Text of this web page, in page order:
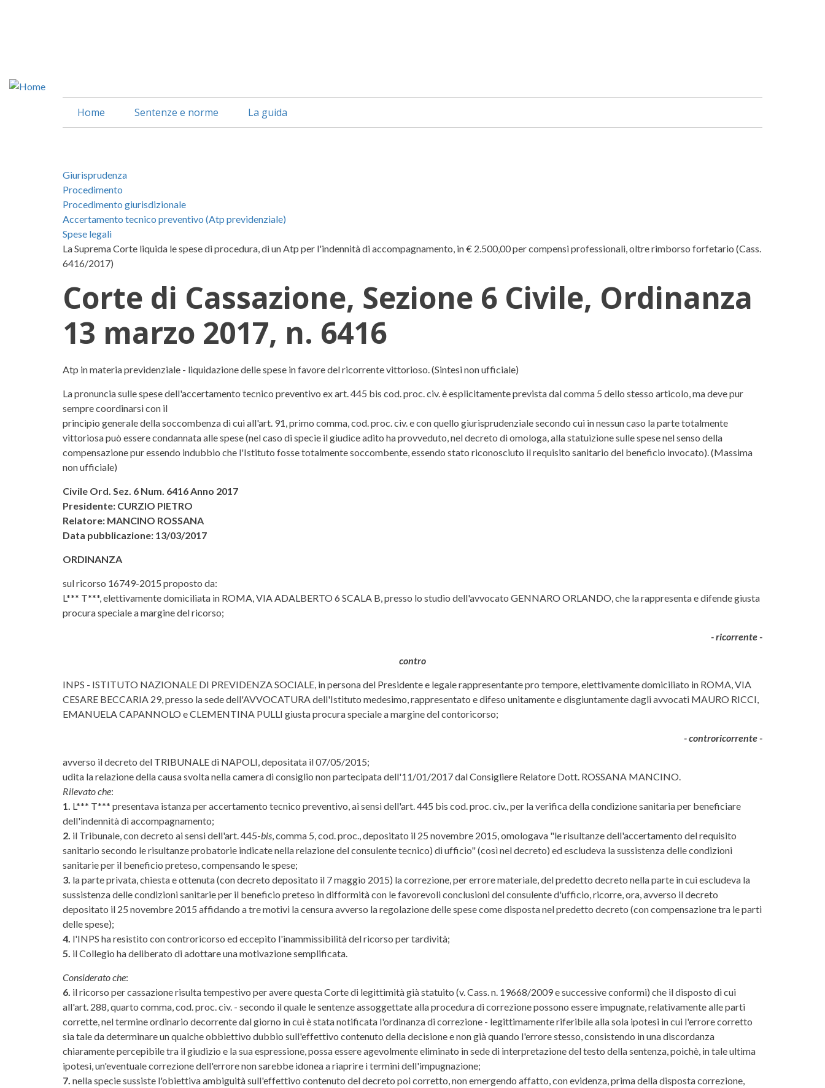
Home Sentenze e norme La guida
Giurisprudenza
Procedimento
Procedimento giurisdizionale
Accertamento tecnico preventivo (Atp previdenziale)
Spese legali
La Suprema Corte liquida le spese di procedura, di un Atp per l'indennità di accompagnamento, in € 2.500,00 per compensi professionali, oltre rimborso forfetario (Cass.
6416/2017)
Corte di Cassazione, Sezione 6 Civile, Ordinanza
13 marzo 2017, n. 6416
Corte di Cassazione, Sezione 6 Civile, Ordinanza 13 marzo 2017, n. 6416
Atp in materia previdenziale - liquidazione delle spese in favore del ricorrente vittorioso. (Sintesi non ufficiale)
La pronuncia sulle spese dell'accertamento tecnico preventivo ex art. 445 bis cod. proc. civ. è esplicitamente prevista dal comma 5 dello stesso articolo, ma deve pur
sempre coordinarsi con il
principio generale della soccombenza di cui all'art. 91, primo comma, cod. proc. civ. e con quello giurisprudenziale secondo cui in nessun caso la parte totalmente
vittoriosa può essere condannata alle spese (nel caso di specie il giudice adito ha provveduto, nel decreto di omologa, alla statuizione sulle spese nel senso della
compensazione pur essendo indubbio che l'Istituto fosse totalmente soccombente, essendo stato riconosciuto il requisito sanitario del beneficio invocato). (Massima
non ufficiale)
Civile Ord. Sez. 6 Num. 6416 Anno 2017
Presidente: CURZIO PIETRO
Relatore: MANCINO ROSSANA
Data pubblicazione: 13/03/2017
ORDINANZA
sul ricorso 16749-2015 proposto da:
L*** T***, elettivamente domiciliata in ROMA, VIA ADALBERTO 6 SCALA B, presso lo studio dell'avvocato GENNARO ORLANDO, che la rappresenta e difende giusta
procura speciale a margine del ricorso;
- ricorrente -
contro
INPS - ISTITUTO NAZIONALE DI PREVIDENZA SOCIALE, in persona del Presidente e legale rappresentante pro tempore, elettivamente domiciliato in ROMA, VIA
CESARE BECCARIA 29, presso la sede dell'AVVOCATURA dell'Istituto medesimo, rappresentato e difeso unitamente e disgiuntamente dagli avvocati MAURO RICCI,
EMANUELA CAPANNOLO e CLEMENTINA PULLI giusta procura speciale a margine del contoricorso;
- controricorrente -
avverso il decreto del TRIBUNALE di NAPOLI, depositata il 07/05/2015;
udita la relazione della causa svolta nella camera di consiglio non partecipata dell'11/01/2017 dal Consigliere Relatore Dott. ROSSANA MANCINO.
Rilevato che:
1. L*** T*** presentava istanza per accertamento tecnico preventivo, ai sensi dell'art. 445 bis cod. proc. civ., per la verifica della condizione sanitaria per beneficiare
dell'indennità di accompagnamento;
2. il Tribunale, con decreto ai sensi dell'art. 445-bis, comma 5, cod. proc., depositato il 25 novembre 2015, omologava "le risultanze dell'accertamento del requisito
sanitario secondo le risultanze probatorie indicate nella relazione del consulente tecnico) di ufficio" (così nel decreto) ed escludeva la sussistenza delle condizioni
sanitarie per il beneficio preteso, compensando le spese;
3. la parte privata, chiesta e ottenuta (con decreto depositato il 7 maggio 2015) la correzione, per errore materiale, del predetto decreto nella parte in cui escludeva la
sussistenza delle condizioni sanitarie per il beneficio preteso in difformità con le favorevoli conclusioni del consulente d'ufficio, ricorre, ora, avverso il decreto
depositato il 25 novembre 2015 affidando a tre motivi la censura avverso la regolazione delle spese come disposta nel predetto decreto (con compensazione tra le parti
delle spese);
4. l'INPS ha resistito con controricorso ed eccepito l'inammissibilità del ricorso per tardività;
5. il Collegio ha deliberato di adottare una motivazione semplificata.
Considerato che:
6. il ricorso per cassazione risulta tempestivo per avere questa Corte di legittimità già statuito (v. Cass. n. 19668/2009 e successive conformi) che il disposto di cui
all'art. 288, quarto comma, cod. proc. civ. - secondo il quale le sentenze assoggettate alla procedura di correzione possono essere impugnate, relativamente alle parti
corrette, nel termine ordinario decorrente dal giorno in cui è stata notificata l'ordinanza di correzione - legittimamente riferibile alla sola ipotesi in cui l'errore corretto
sia tale da determinare un qualche obbiettivo dubbio sull'effettivo contenuto della decisione e non già quando l'errore stesso, consistendo in una discordanza
chiaramente percepibile tra il giudizio e la sua espressione, possa essere agevolmente eliminato in sede di interpretazione del testo della sentenza, poichè, in tale ultima
ipotesi, un'eventuale correzione dell'errore non sarebbe idonea a riaprire i termini dell'impugnazione;
7. nella specie sussiste l'obiettiva ambiguità sull'effettivo contenuto del decreto poi corretto, non emergendo affatto, con evidenza, prima della disposta correzione,